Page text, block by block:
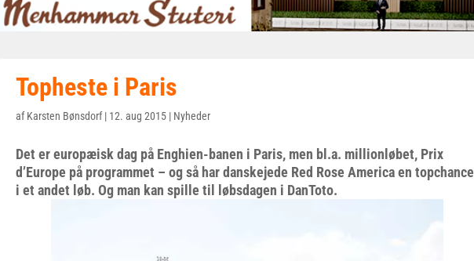
Topheste i Paris
afKarsten Bønsdorf| 12. aug 2015 | Nyheder
Det er europæisk dag på Enghien-banen i Paris, men bl.a. millionløbet, Prix
d’Europe på programmet – og så har danskejede Red Rose America en topchance
i et andet løb. Og man kan spille til løbsdagen i DanToto.